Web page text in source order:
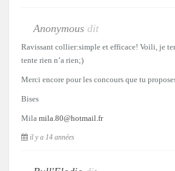
Anonymous dit
Ravissant collier:simple et efficace! Voili, je
tente rien n’a rien;)
Merci encore pour les concours que tu
Bises
Mila mila.80@hotmail.fr
il y a 14 années